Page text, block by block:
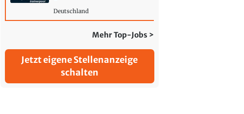
Deutschland
Mehr Top-Jobs >
Jetzt eigene Stellenanzeige
schalten